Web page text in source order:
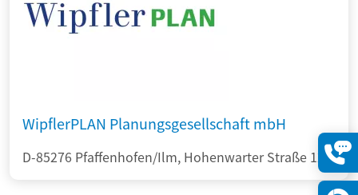
WipflerPLAN Planungsgesellschaft mbH
D-85276 Pfaffenhofen/Ilm, Hohenwarter Straße 124